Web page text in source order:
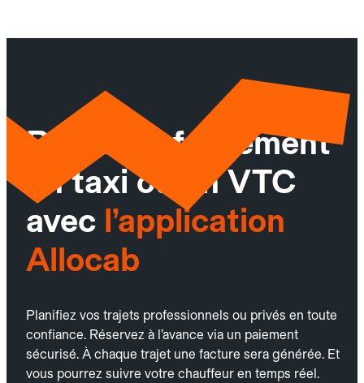
Réservez facilement
un taxi ou un VTC
avec l’application
Allocab
Planifiez vos trajets professionnels ou privés en toute
confiance. Réservez à l’avance via un paiement
sécurisé. À chaque trajet une facture sera générée. Et
vous pourrez suivre votre chauffeur en temps réel.